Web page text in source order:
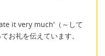
it very much'（～して
お礼を伝えています。